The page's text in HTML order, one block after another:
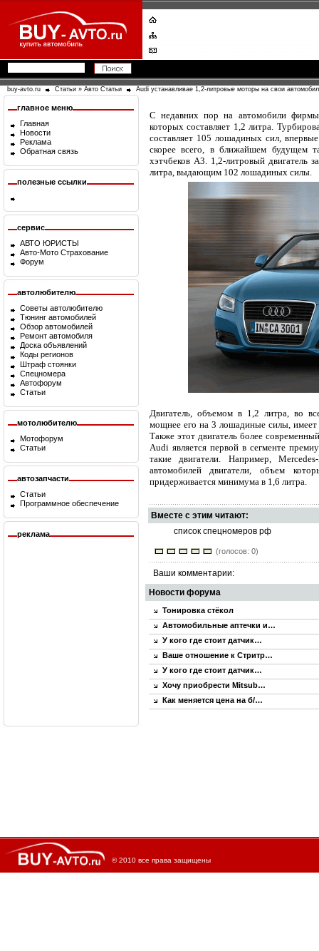
buy-avto.ru Статьи » Авто Статьи Audi устанавливае 1,2-литровые моторы на свои
главное меню
Главная
Новости
Реклама
Обратная связь
полезные ссылки
сервис
АВТО ЮРИСТЫ
Авто-Мото Страхование
Форум
автолюбителю
Советы автолюбителю
Тюнинг автомобилей
Обзор автомобилей
Ремонт автомобиля
Доска объявлений
Коды регионов
Штраф стоянки
Спецномера
Автофорум
Статьи
мотолюбителю
Мотофорум
Статьи
автозапчасти
Статьи
Программное обеспечение
реклама
С недавних пор на автомобили фирмы
которых составляет 1,2 литра.
составляет 105 лошадиных сил,
скорее всего, в ближайшем будущем
хэтчбеков А3. 1,2-литровый двигатель
литра, выдающим 102 лошадиных силы.
Двигатель, объемом в 1,2 литра, во
мощнее его на 3 лошадиные силы, имеет
Также этот двигатель более
Audi является первой в сегменте
такие двигатели. Например,
автомобилей двигатели, объем
придерживается минимума в 1,6 литра.
Вместе с этим читают:
список спецномеров рф
(голосов: 0)
Ваши комментарии:
Новости форума
Тонировка стёкол
Автомобильные аптечки и…
У кого где стоит датчик…
Ваше отношение к Стритр…
У кого где стоит датчик…
Хочу приобрести Mitsub…
Как меняется цена на б/…
© 2010 все права защищены